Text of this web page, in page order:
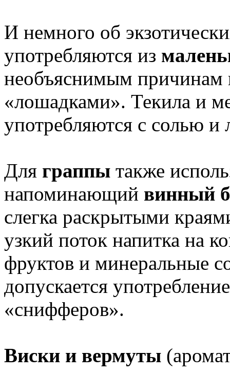
И немного об
употребляются из
необъяснимым причинам
«лошадками». Текила и
употребляются с солью и
Для граппы также
напоминающий винный
слегка раскрытыми
узкий поток напитка на
фруктов и минеральные
допускается
«снифферов».
Виски и вермуты